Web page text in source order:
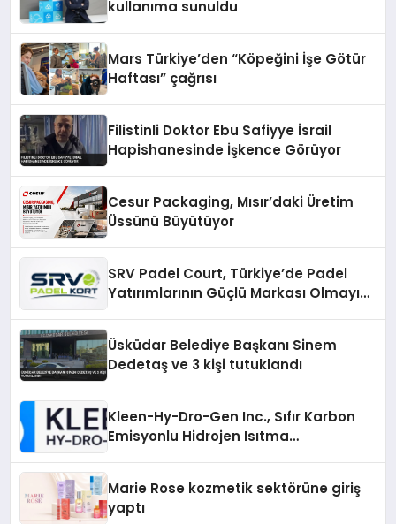
kullanıma sunuldu
Mars Türkiye’den “Köpeğini İşe Götür
Haftası” çağrısı
Filistinli Doktor Ebu Safiyye İsrail
Hapishanesinde İşkence Görüyor
Cesur Packaging, Mısır’daki Üretim
Üssünü Büyütüyor
SRV Padel Court, Türkiye’de Padel
Yatırımlarının Güçlü Markası Olmayı
Üsküdar Belediye Başkanı Sinem
Dedetaş ve 3 kişi tutuklandı
Kleen-Hy-Dro-Gen Inc., Sıfır Karbon
Emisyonlu Hidrojen Isıtma
Marie Rose kozmetik sektörüne giriş
yaptı